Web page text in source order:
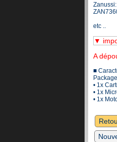
Zanussi:
etc ..
▼
A
■
• 1x
• 1x
• 1x